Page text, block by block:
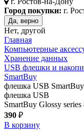
Город покупки: г.
Да, верно
Нет, другой
Главная
Компьютерные
Хранение данных
USB флешки и
SmartBuy
флешка USB
флешка USB
SmartBuy Glossy
390 ₽
В корзину